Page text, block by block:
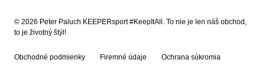
© 2026 Peter Paluch KEEPERsport #KeepItAll. To nie je len náš obchod,
to je životný štýl!
Obchodné podmienky Firemné údaje Ochrana súkromia